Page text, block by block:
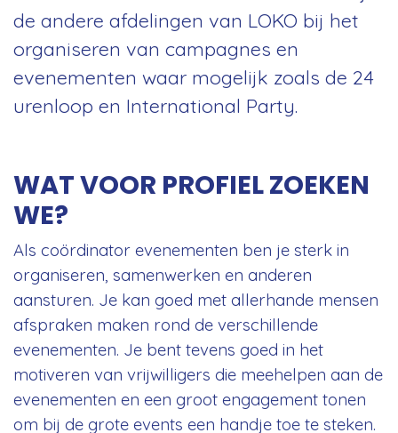
de andere afdelingen van LOKO bij het
organiseren van campagnes en
evenementen waar mogelijk zoals de 24
urenloop en International Party.
WAT VOOR PROFIEL ZOEKEN
WE?
Als coördinator evenementen ben je sterk in
organiseren, samenwerken en anderen
aansturen. Je kan goed met allerhande mensen
afspraken maken rond de verschillende
evenementen. Je bent tevens goed in het
motiveren van vrijwilligers die meehelpen aan de
evenementen en een groot engagement tonen
om bij de grote events een handje toe te steken.